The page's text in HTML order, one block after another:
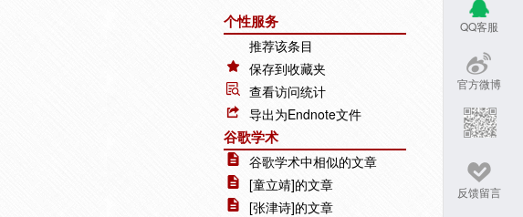
QQ客服
官方微博
反馈留言
个性服务
推荐该条目
保存到收藏夹
查看访问统计
导出为Endnote文件
谷歌学术
谷歌学术中相似的文章
[童立靖]的文章
[张津诗]的文章